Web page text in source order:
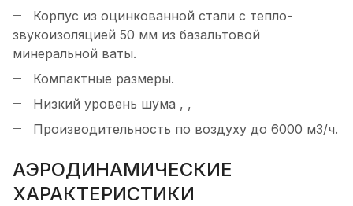
Корпус из оцинкованной стали с тепло-
звукоизоляцией 50 мм из базальтовой
минеральной ваты.
Компактные размеры.
Низкий уровень шума , ,
Производительность по воздуху до 6000 м3/ч.
АЭРОДИНАМИЧЕСКИЕ
ХАРАКТЕРИСТИКИ